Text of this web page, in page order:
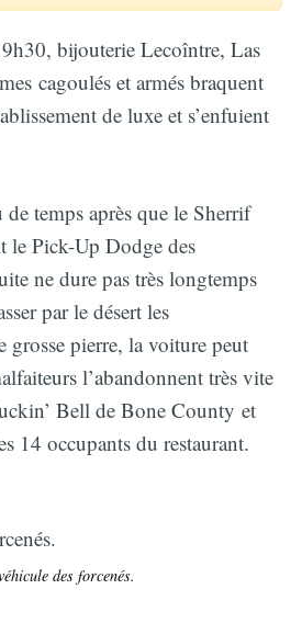
bijouterie Lecoîntre, Las
cagoulés et armés braquent
de luxe et s’enfuient
de temps après que le Sherrif
le Pick-Up Dodge des
ne dure pas très longtemps
par le désert les
grosse pierre, la voiture peut
l’abandonnent très vite
Bell de Bone County et
14 occupants du restaurant.
des forcenés.